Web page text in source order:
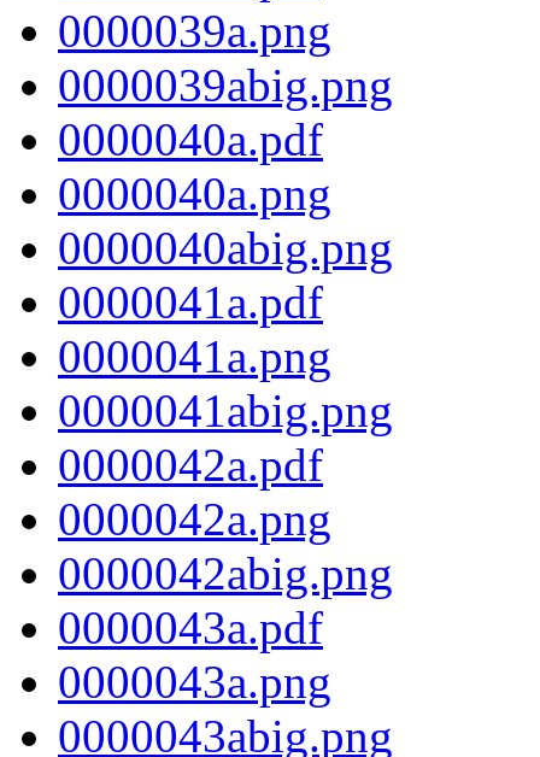
0000039a.png
0000039abig.png
0000040a.pdf
0000040a.png
0000040abig.png
0000041a.pdf
0000041a.png
0000041abig.png
0000042a.pdf
0000042a.png
0000042abig.png
0000043a.pdf
0000043a.png
0000043abig.png